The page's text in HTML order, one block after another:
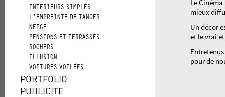
INTERIEURS SIMPLES
L'EMPREINTE DE TANGER
NEIGE
PENSIONS ET TERRASSES
ROCHERS
ILLUSION
VOITURES VOILÉES
PORTFOLIO
PUBLICITE
Le
mieux
Un décor
et le vrai
pour de